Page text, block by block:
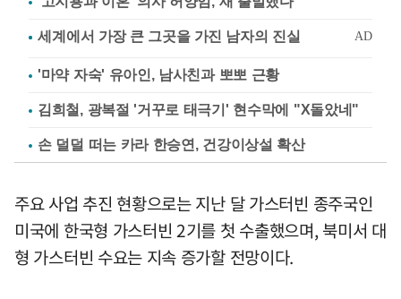
'마약 자숙' 유아인, 남사친과 뽀뽀 근황
김희철, 광복절 '거꾸로 태극기' 현수막에 "X돌았네"
손 덜덜 떠는 카라 한승연, 건강이상설 확산
주요 사업 추진 현황으로는 지난 달 가스터빈 종주국인
미국에 한국형 가스터빈 2기를 첫 수출했으며, 북미서 대
형 가스터빈 수요는 지속 증가할 전망이다.